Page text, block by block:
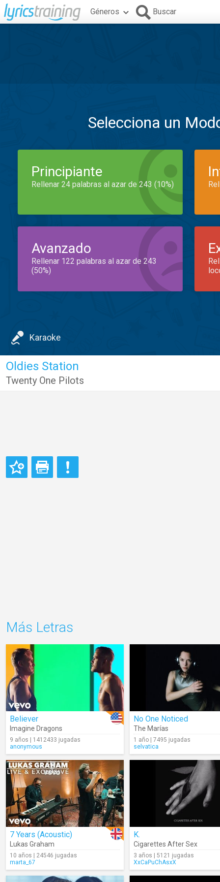
Géneros Buscar
Selecciona un
Principiante
Rellenar 24 palabras al azar de 243 (10%)
Avanzado
Rellenar 122 palabras al azar de 243
(50%)
Karaoke
Oldies Station
Twenty One Pilots
Más Letras
Believer
Imagine Dragons
9 años | 1412433 jugadas
anonymous
No One Noticed
The Marías
1 año | 7495 jugadas
selvatica
7 Years (Acoustic)
Lukas Graham
10 años | 24546 jugadas
marta_67
K.
Cigarettes After Sex
3 años | 5121 jugadas
XxCaPuChAsxX